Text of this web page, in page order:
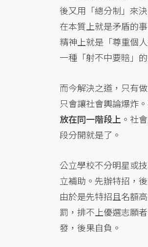
後又用「總分制」來
在本質上就是矛盾的
精神上就是「尊重個
一種「射不中要賠」
而今解決之道，只有
只會讓社會輿論爆炸
放在同一階段上 。社
段分開就是了。
公立學校不分明星或
立補助。先辦特招，
由於是先特招且名額
罰，排不上優選志願
發，後果自負。